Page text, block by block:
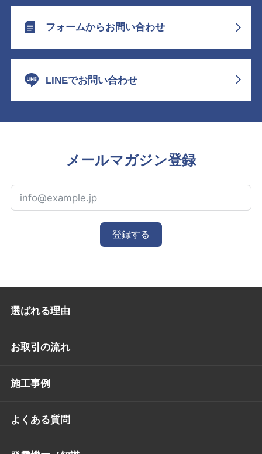
フォームからお問い合わせ
LINEでお問い合わせ
メールマガジン登録
登録する
選ばれる理由
お取引の流れ
施工事例
よくある質問